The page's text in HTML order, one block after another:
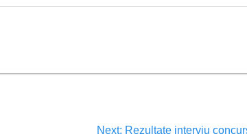
Next: Rezultate interviu